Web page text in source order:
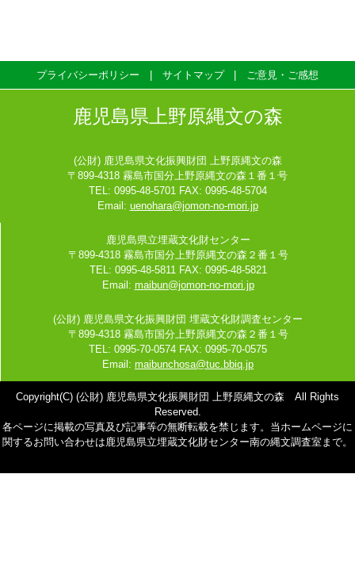
プライバシーポリシー サイトマップ ご意見・ご感想
鹿児島県上野原縄文の森
(公財) 鹿児島県文化振興財団 上野原縄文の森
〒899-4318 霧島市国分上野原縄文の森１番１号
TEL: 0995-48-5701 FAX: 0995-48-5704
Email: uenohara@jomon-no-mori.jp
鹿児島県立埋蔵文化財センター
〒899-4318 霧島市国分上野原縄文の森２番１号
TEL: 0995-48-5811 FAX: 0995-48-5821
Email: maibun@jomon-no-mori.jp
(公財) 鹿児島県文化振興財団 埋蔵文化財調査センター
〒899-4318 霧島市国分上野原縄文の森２番１号
TEL: 0995-70-0574 FAX: 0995-70-0575
Email: maibunchosa@tuc.bbiq.jp
Copyright(C) (公財) 鹿児島県文化振興財団 上野原縄文の森 All Rights
Reserved.
各ページに掲載の写真及び記事等の無断転載を禁じます。当ホームページに
関するお問い合わせは鹿児島県立埋蔵文化財センター南の縄文調査室まで。